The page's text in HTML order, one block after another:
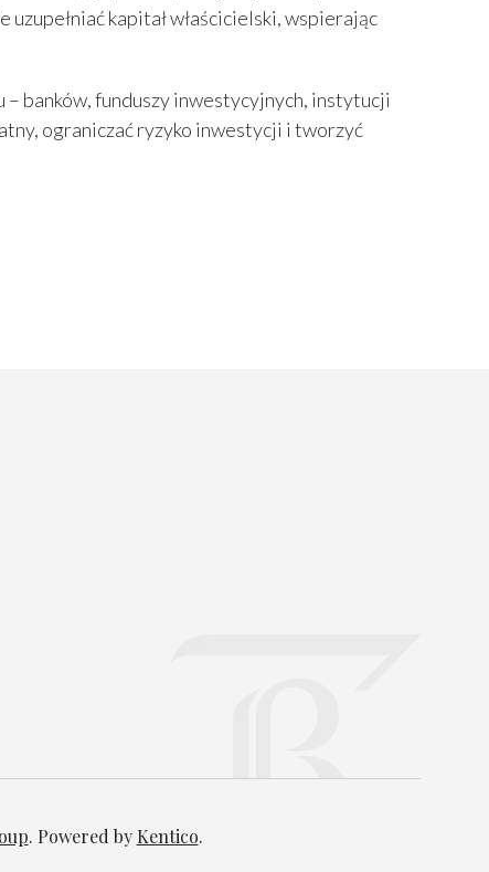
kapitał właścicielski, wspierając
– banków, funduszy inwestycyjnych, instytucji
ograniczać ryzyko inwestycji i tworzyć
. Powered by Kentico.